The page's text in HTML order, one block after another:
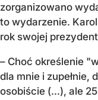
zorganizowano
to wydarzenie.
rok swojej
– Choć określenie
dla mnie i zupełnie,
osobiście (…), ale